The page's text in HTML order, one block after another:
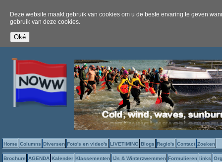
Deze website maakt gebruik van cookies om u de beste ervaring te geven
gebruik van deze cookies.
Home Columns Diversen Foto's en video's LIVETIMING Blogs Regio's Contact Zoeken
Brochure AGENDA Kalender Klassementen IJs & Winterzwemmen Formulieren links